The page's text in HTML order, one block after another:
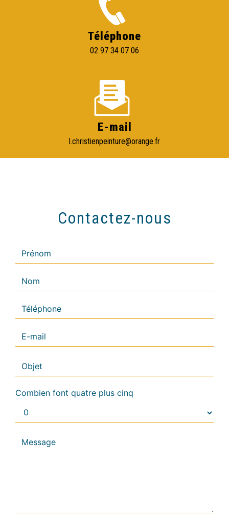
Téléphone
02 97 34 07 06
E-mail
l.christienpeinture@orange.fr
Contactez-nous
Combien font quatre plus cinq